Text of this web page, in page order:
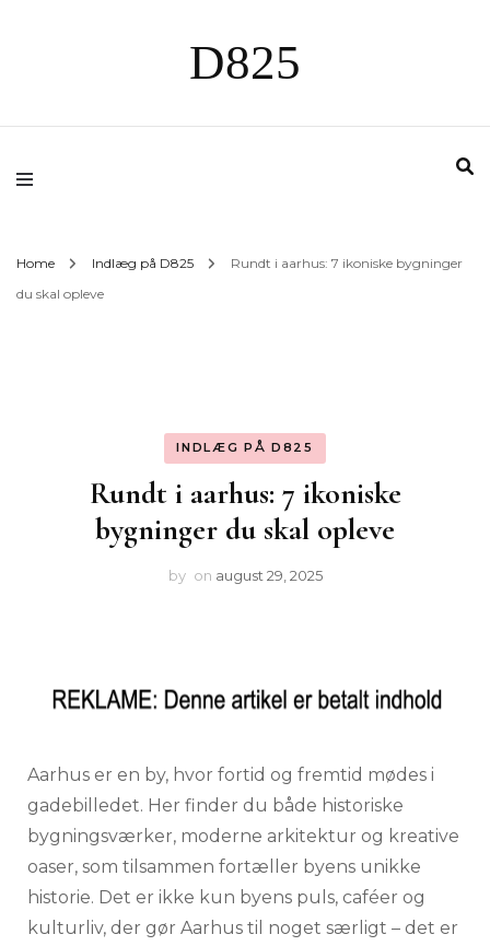
D825
Home Indlæg på D825
Rundt i aarhus: 7 ikoniske bygninger
du skal opleve
INDLÆG PÅ D825
Rundt i aarhus: 7 ikoniske
bygninger du skal opleve
by on august 29, 2025
Aarhus er en by, hvor fortid og fremtid mødes i
gadebilledet. Her finder du både historiske
bygningsværker, moderne arkitektur og kreative
oaser, som tilsammen fortæller byens unikke
historie. Det er ikke kun byens puls, caféer og
kulturliv, der gør Aarhus til noget særligt – det er